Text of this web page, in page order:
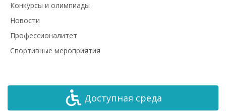
Конкурсы и олимпиады
Новости
Профессионалитет
Спортивные мероприятия
Доступная среда